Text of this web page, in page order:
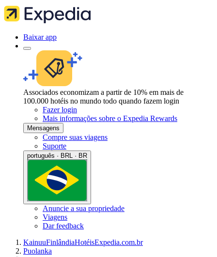
Baixar app
Associados economizam a partir de 10% em mais de
100.000 hotéis no mundo todo quando fazem login
Fazer login
Mais informações sobre o Expedia Rewards
Mensagens
Compre suas viagens
Suporte
português · BRL · BR
Anuncie a sua propriedade
Viagens
Dar feedback
KainuuFinlândiaHotéisExpedia.com.br
Puolanka